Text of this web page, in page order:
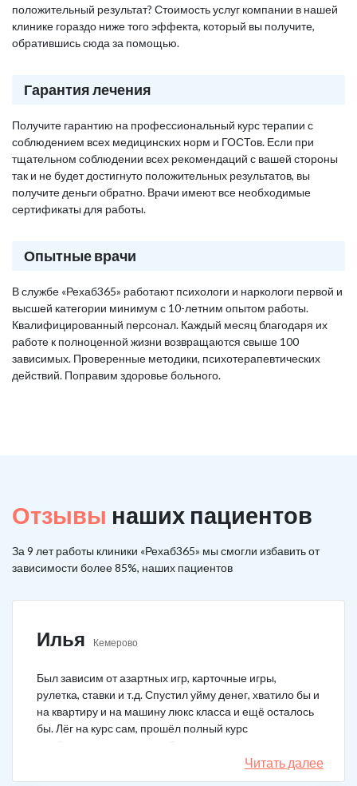
положительный результат? Стоимость услуг компании в нашей
клинике гораздо ниже того эффекта, который вы получите,
обратившись сюда за помощью.
Гарантия лечения
Получите гарантию на профессиональный курс терапии с
соблюдением всех медицинских норм и ГОСТов. Если при
тщательном соблюдении всех рекомендаций с вашей стороны
так и не будет достигнуто положительных результатов, вы
получите деньги обратно. Врачи имеют все необходимые
сертификаты для работы.
Опытные врачи
В службе «Рехаб365» работают психологи и наркологи первой и
высшей категории минимум с 10-летним опытом работы.
Квалифицированный персонал. Каждый месяц благодаря их
работе к полноценной жизни возвращаются свыше 100
зависимых. Проверенные методики, психотерапевтических
действий. Поправим здоровье больного.
Отзывы наших пациентов
За 9 лет работы клиники «Рехаб365» мы смогли избавить от
зависимости более 85%, наших пациентов
Илья Кемерово
Был зависим от азартных игр, карточные игры,
рулетка, ставки и т.д. Спустил уйму денег, хватило бы и
на квартиру и на машину люкс класса и ещё осталось
бы. Лёг на курс сам, прошёл полный курс
реабилитации, не сказал бы, что не охота
перекинуться в картишки к примеру, но я не играю уже
6 месяцев, боюсь вернуться в то состояние. Очень
Читать далее